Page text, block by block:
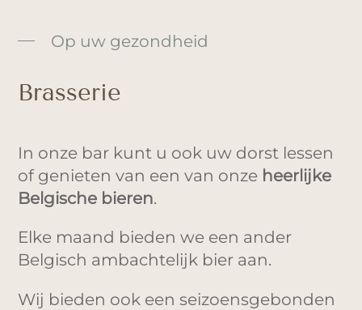
Op uw gezondheid
Brasserie
In onze bar kunt u ook uw dorst lessen
of genieten van een van onze heerlijke
Belgische bieren.
Elke maand bieden we een ander
Belgisch ambachtelijk bier aan.
Wij bieden ook een seizoensgebonden